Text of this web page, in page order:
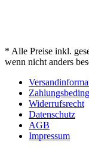
* Alle Preise inkl.
wenn nicht anders
Widerrufsrecht
Datenschutz
AGB
Impressum